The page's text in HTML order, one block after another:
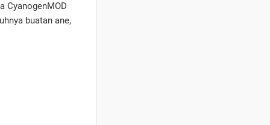
CyanogenMOD
buatan ane,